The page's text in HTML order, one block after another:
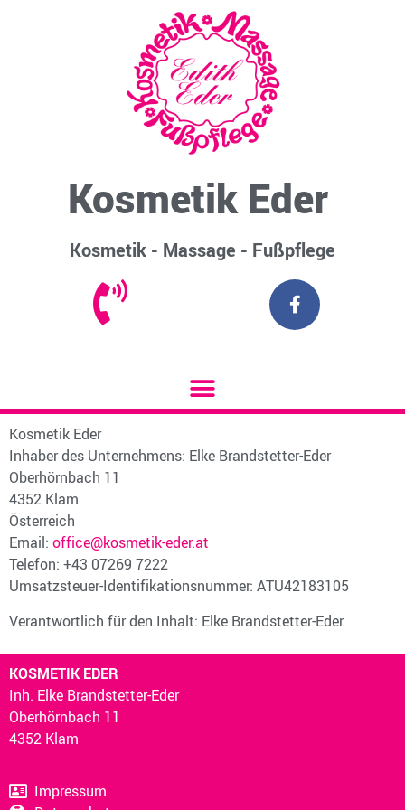
Kosmetik Eder
Kosmetik - Massage - Fußpflege
Kosmetik Eder
Inhaber des Unternehmens: Elke Brandstetter-Eder
Oberhörnbach 11
4352 Klam
Österreich
Email: office@kosmetik-eder.at
Telefon: +43 07269 7222
Umsatzsteuer-Identifikationsnummer: ATU42183105
Verantwortlich für den Inhalt: Elke Brandstetter-Eder
KOSMETIK EDER
Inh. Elke Brandstetter-Eder
Oberhörnbach 11
4352 Klam
Impressum